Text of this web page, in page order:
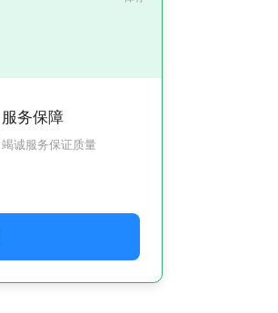
服务保障
竭诚服务保证质量